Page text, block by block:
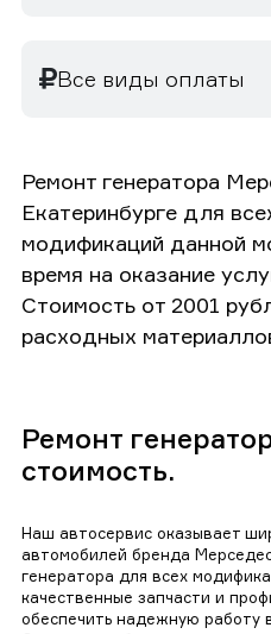
Все виды оплаты
Ремонт генератора
Екатеринбурге для
модификаций данной
время на оказание
Стоимость от 2001
расходных
Ремонт
стоимость.
Наш автосервис оказывает
автомобилей бренда
генератора для всех
качественные запчасти и
обеспечить надежную работу